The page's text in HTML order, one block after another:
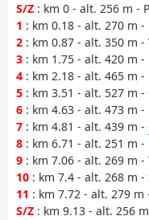
S/Z : km 0 - alt. 256 m -
1 : km 0.18 - alt. 270 m
2 : km 0.87 - alt. 350 m
3 : km 1.75 - alt. 420 m
4 : km 2.18 - alt. 465 m
5 : km 3.51 - alt. 527 m -
6 : km 4.63 - alt. 473 m
7 : km 4.81 - alt. 439 m -
8 : km 6.71 - alt. 251 m
9 : km 7.06 - alt. 269 m
10 : km 7.4 - alt. 268 m
11 : km 7.72 - alt. 279 m
S/Z : km 9.13 - alt. 256